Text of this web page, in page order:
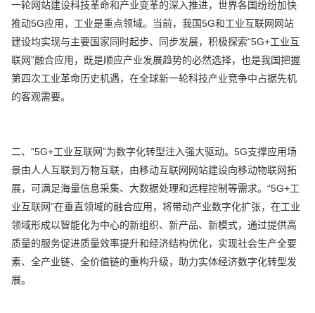
一轮网站建设科技革命和产业变革的深入推进，世界各国纷纷加快
推动5G应用，工业是重点领域。当前，我国5G和工业互联网网站
建设均实现与主要国家同时起步、同步发展，积极探索“5G+工业互
联网”融合应用，既是顺应产业发展趋势的必然选择，也是我国把握
第四次工业革命历史机遇，在全球新一轮科技产业竞争中占据先机
的客观需要。
二、“5G+工业互联网”为数字化转型注入强大驱动。5G支撑应用场
景由人人互联到万物互联，由移动互联网网站建设向移动物联网拓
展，可满足海量信息采集、大数据处理和远程控制等需求。“5G+工
业互联网”在垂直领域的融合应用，将带动产业数字化扩张，在工业
领域形成以智能化为中心的新组织、新产品、新模式，通过提供高
质量的服务促进质量效率提升和经济结构优化，实现社会生产全要
素、全产业链、全价值链的重构升级，助力实体经济数字化转型发
展。